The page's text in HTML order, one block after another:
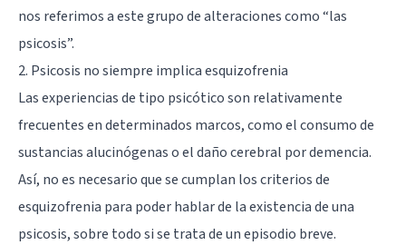
nos referimos a este grupo de alteraciones como “las
psicosis”.
2. Psicosis no siempre implica esquizofrenia
Las experiencias de tipo psicótico son relativamente
frecuentes en determinados marcos, como el consumo de
sustancias alucinógenas o el daño cerebral por demencia.
Así, no es necesario que se cumplan los criterios de
esquizofrenia para poder hablar de la existencia de una
psicosis, sobre todo si se trata de un episodio breve.